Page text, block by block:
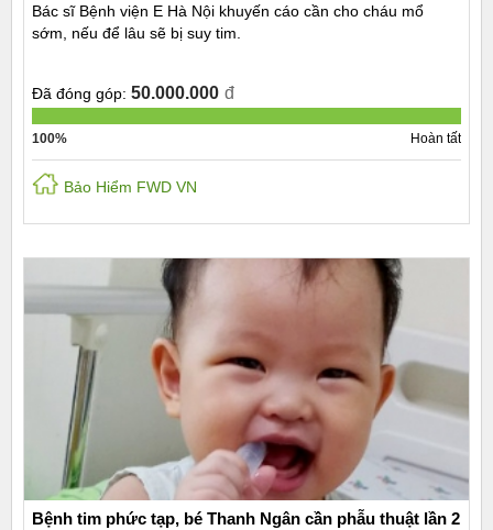
Bác sĩ Bệnh viện E Hà Nội khuyến cáo cần cho cháu mổ
sớm, nếu để lâu sẽ bị suy tim.
Đã đóng góp: 50.000.000 đ
100% Hoàn tất
Bảo Hiểm FWD VN
Bệnh tim phức tạp, bé Thanh Ngân cần phẫu thuật lần 2